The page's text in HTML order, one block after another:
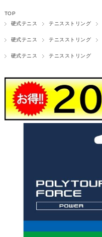
TOP
硬式テニス
テニスストリング
硬式テニス テニスストリング
硬式テニス テニスストリング